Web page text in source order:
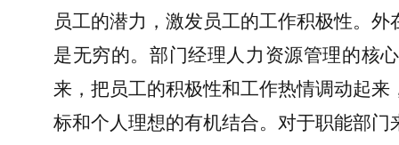
员工的潜力，激发员工的工作积极性。
是无穷的。部门经理人力资源管理的核
来，把员工的积极性和工作热情调动起
标和个人理想的有机结合。对于职能部